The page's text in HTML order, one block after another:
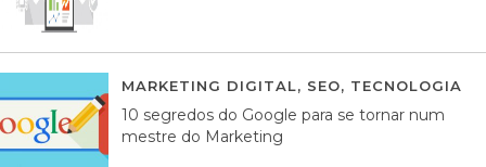
MARKETING DIGITAL, SEO, TECNOLOGIA
10 segredos do Google para se tornar num
mestre do Marketing